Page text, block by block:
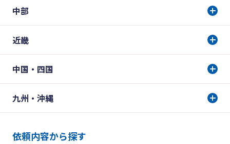
中部
近畿
中国・四国
九州・沖縄
依頼内容から探す